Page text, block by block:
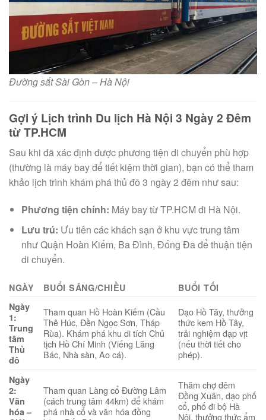
Đường sắt Sài Gòn – Hà Nội
Gợi ý Lịch trình Du lịch Hà Nội 3 Ngày 2 Đêm
từ TP.HCM
Sau khi đã xác định được phương tiện di chuyển phù hợp
(thường là máy bay để tiết kiệm thời gian), bạn có thể tham
khảo lịch trình khám phá thủ đô 3 ngày 2 đêm như sau:
Phương tiện chính: Máy bay từ TP.HCM đi Hà Nội.
Lưu trú: Ưu tiên các khách sạn ở khu vực trung tâm
như Quận Hoàn Kiếm, Ba Đình, Đống Đa để thuận tiện
di chuyển.
NGÀY BUỔI SÁNG/CHIỀU
BUỔI TỐI
Ngày
1:
Trung
tâm
Thủ
đô
Tham quan Hồ Hoàn Kiếm (Cầu
Thê Húc, Đền Ngọc Sơn, Tháp
Rùa). Khám phá khu di tích Chủ
tịch Hồ Chí Minh (Viếng Lăng
Bác, Nhà sàn, Ao cá).
Dạo Hồ Tây, thưởng
thức kem Hồ Tây,
trải nghiệm đạp vịt
(nếu thời tiết cho
phép).
Ngày
2:
Văn
hóa –
Tham quan Làng cổ Đường Lâm
(cách trung tâm 44km) để khám
phá nhà cổ và văn hóa đồng
Thăm chợ đêm
Đồng Xuân, dạo phố
cổ, phố đi bộ Hà
Nội, thưởng thức ẩm